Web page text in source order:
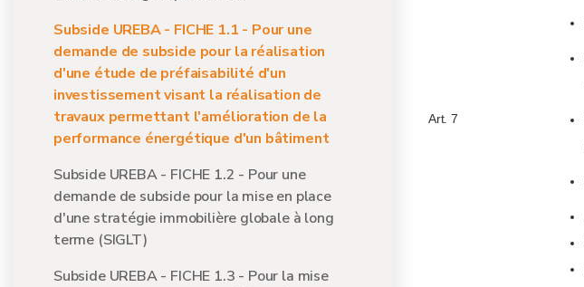
Subside UREBA - FICHE 1.1 - Pour une
demande de subside pour la réalisation
d'une étude de préfaisabilité d'un
investissement visant la réalisation de
travaux permettant l'amélioration de la
performance énergétique d'un bâtiment
Subside UREBA - FICHE 1.2 - Pour une
demande de subside pour la mise en place
d'une stratégie immobilière globale à long
terme (SIGLT)
Subside UREBA - FICHE 1.3 - Pour la mise
Art. 7